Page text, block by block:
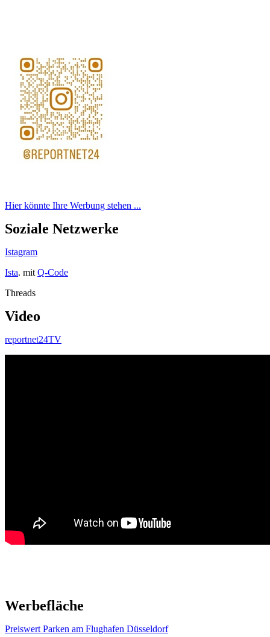
Hier könnte Ihre Werbung stehen ...
Soziale Netzwerke
Istagram
Ista. mit Q-Code
Threads
Video
reportnet24TV
Werbefläche
Preiswert Parken am Flughafen Düsseldorf